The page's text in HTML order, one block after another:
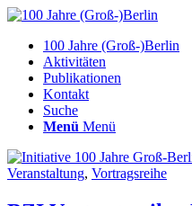
100 Jahre (Groß-)Berlin
Aktivitäten
Publikationen
Kontakt
Suche
Menü Menü
Veranstaltung, Vortragsreihe